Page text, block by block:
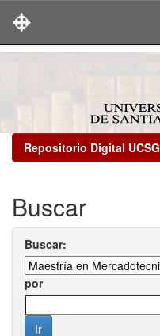
Repositorio Digital UCSG
Buscar
Buscar:
por